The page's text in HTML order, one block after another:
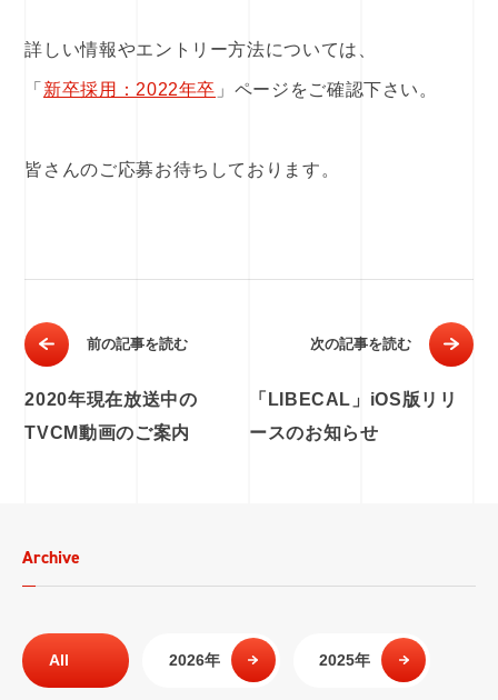
詳しい情報やエントリー方法については、
「 新卒採用：2022年卒 」ページをご確認下さい。
皆さんのご応募お待ちしております。
前の記事を読む
2020年現在放送中の
TVCM動画のご案内
次の記事を読む
「LIBECAL」iOS版リリ
ースのお知らせ
Archive
All 2026年 2025年